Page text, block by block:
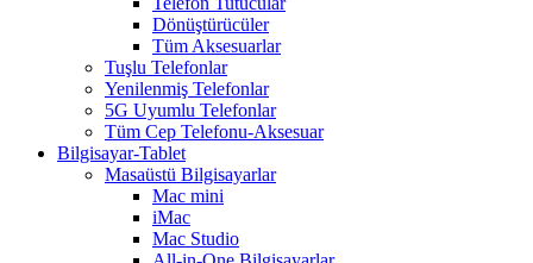
Dönüştürücüler
Tüm Aksesuarlar
Tuşlu Telefonlar
Yenilenmiş Telefonlar
5G Uyumlu Telefonlar
Tüm Cep Telefonu-Aksesuar
Bilgisayar-Tablet
Masaüstü Bilgisayarlar
Mac mini
iMac
Mac Studio